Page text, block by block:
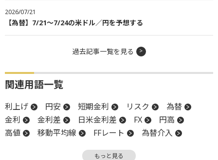
2026/07/21
【為替】7/21～7/24の米ドル／円を予想する
過去記事一覧を見る
関連用語一覧
利上げ 円安 短期金利 リスク
為替
金利
金利差 日米金利差 FX
円高
高値
移動平均線 FFレート
為替介入
もっと見る